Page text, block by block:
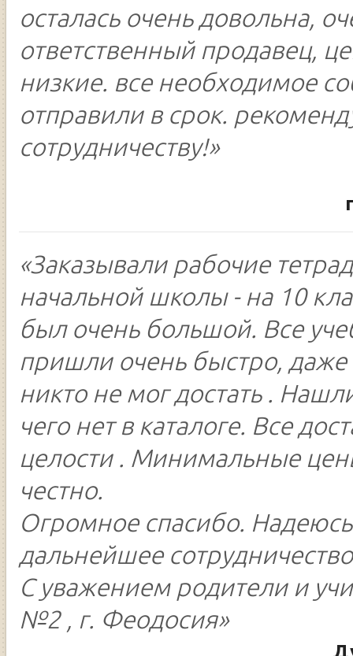
осталась очень довольна,
ответственный продавец,
низкие. все необходимое
отправили в срок.
сотрудничеству!»
«Заказывали рабочие
начальной школы - на 10
был очень большой. Все
пришли очень быстро, даже
никто не мог достать .
чего нет в каталоге. Все
целости . Минимальные
честно.
Огромное спасибо.
дальнейшее
С уважением родители и
№2 , г. Феодосия»